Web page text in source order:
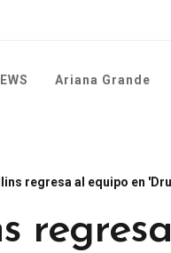
Ariana Grande
regresa al equipo en